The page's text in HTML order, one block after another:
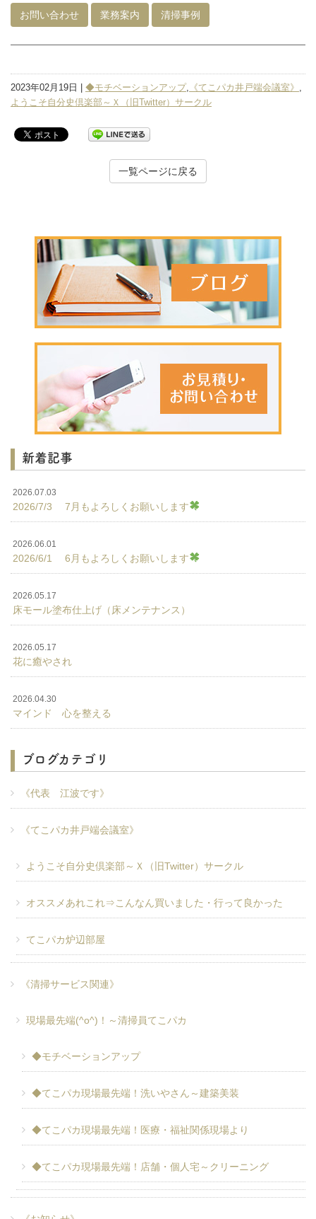
お問い合わせ 業務案内 清掃事例
2023年02月19日 | ◆モチベーションアップ, 《てこパカ井戸端会議室》 ,
ようこそ自分史倶楽部～Ｘ（旧Twitter）サークル
一覧ページに戻る
新着記事
2026.07.03
2026/7/3 7月もよろしくお願いします
2026.06.01
2026/6/1 6月もよろしくお願いします
2026.05.17
床モール塗布仕上げ（床メンテナンス）
2026.05.17
花に癒やされ
2026.04.30
マインド 心を整える
ブログカテゴリ
《代表 江波です》
《てこパカ井戸端会議室》
ようこそ自分史倶楽部～Ｘ（旧Twitter）サークル
オススメあれこれ⇒こんなん買いました・行って良かった
てこパカ炉辺部屋
《清掃サービス関連》
現場最先端(^o^)！～清掃員てこパカ
◆モチベーションアップ
◆てこパカ現場最先端！洗いやさん～建築美装
◆てこパカ現場最先端！医療・福祉関係現場より
◆てこパカ現場最先端！店舗・個人宅～クリーニング